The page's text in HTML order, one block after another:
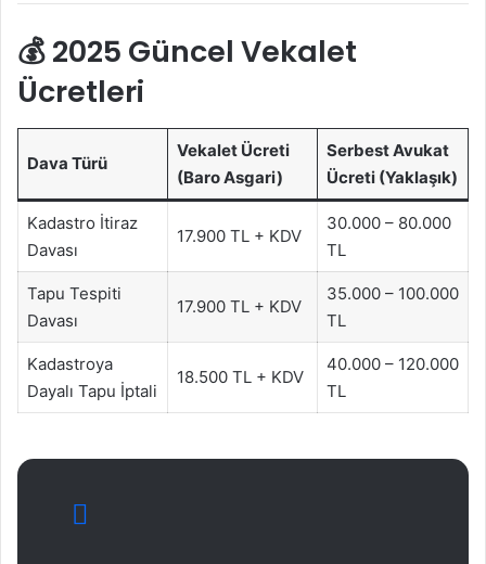
💰 2025 Güncel Vekalet
Ücretleri
Dava Türü
Vekalet Ücreti
(Baro Asgari)
Serbest Avukat
Ücreti (Yaklaşık)
Kadastro İtiraz
Davası
17.900 TL + KDV
30.000 – 80.000
TL
Tapu Tespiti
Davası
17.900 TL + KDV
35.000 – 100.000
TL
Kadastroya
Dayalı Tapu İptali
18.500 TL + KDV
40.000 – 120.000
TL